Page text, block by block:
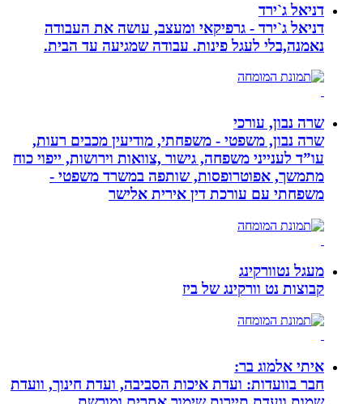
דניאל ג`ירד
דניאל ג`ירד - גרפיקאי ומעצב, עושה את העבודה
נאמנה,בלי לעגל פינות. עבודה שמגיעה עד הבית.
שרה נבון, עורכי
שרה נבון, משפטי - משפחתי, מודיעין מכבים רעות,
עו”ד לענייני משפחה, גישור ,צוואות וירושות, ייפוי כוח
מתמשך, אפוטרופסות, שותפה במשרד משפטי -
משפחתי עם עורכת דין אירית אלישר
מעגל נטוורקינג
קבוצות נט וורקינג של ביז
איתי אלמוג בר:
חבר בוועדות: ועדת איכות הסביבה, ועדת חינוך, וועדת